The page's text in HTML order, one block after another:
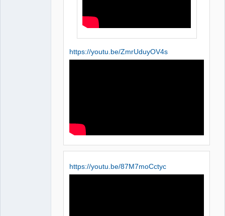
https://youtu.be/ZmrUduyOV4s
https://youtu.be/87M7moCctyc